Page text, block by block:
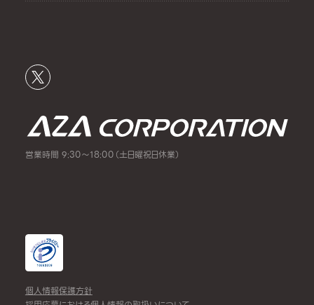
営業時間 9:30～18:00（土日曜祝日休業）
個人情報保護方針